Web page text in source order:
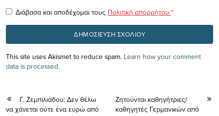
Διάβασα και αποδέχομαι τους Πολιτική απορρήτου *
This site uses Akismet to reduce spam. Learn how your comment
data is processed.
Γ. Ζεμπιλιάδου: Δεν θέλω
να χάνεται ούτε ένα ευρώ από
Ζητούνται καθηγήτριες/
καθηγητές Γερμανικών από